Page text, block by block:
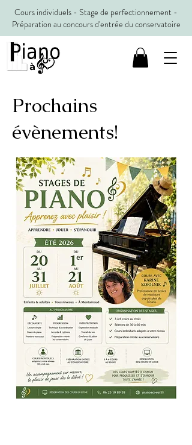
Cours individuels - Stage de perfectionnement -
Préparation au concours d'entrée du conservatoire
Prochains
évènements!